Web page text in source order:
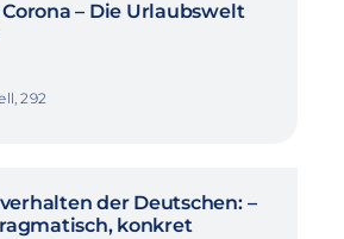
– Die Urlaubswelt
292
der Deutschen: –
konkret